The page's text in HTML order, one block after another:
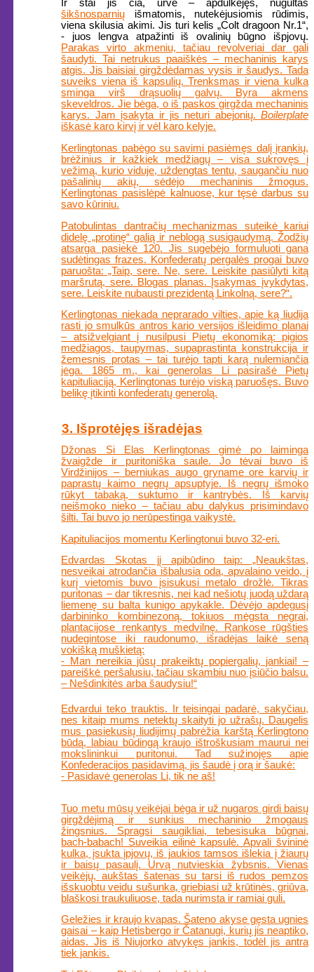
Ir štai jis čia, urve – apdulkėjęs, nugultas
šikšnosparnių išmatomis, nutekėjusiomis rūdimis,
viena skilusia akimi. Jis turi kelis „Colt dragoon Nr.1“,
- juos lengva atpažinti iš ovalinių būgno išpjovų.
Parakas virto akmeniu, tačiau revolveriai dar gali
šaudyti. Tai netrukus paaiškės – mechaninis karys
atgis. Jis baisiai girgždėdamas vysis ir šaudys. Tada
suveiks viena iš kapsulių. Trenksmas ir viena kulka
sminga virš drąsuolių galvų. Byra akmens
skeveldros. Jie bėga, o iš paskos girgžda mechaninis
karys. Jam įsakyta ir jis neturi abejonių. Boilerplate
iškasė karo kirvį ir vėl karo kelyje.
Kerlingtonas pabėgo su savimi pasiėmęs dalį įrankių,
brėžinius ir kažkiek medžiagų – visa sukrovęs į
vežimą, kurio viduje, uždengtas tentu, saugančiu nuo
pašalinių akių, sėdėjo mechaninis žmogus.
Kerlingtonas pasislėpė kalnuose, kur tęsė darbus su
savo kūriniu.
Patobulintas dantračių mechanizmas suteikė kariui
didelę „protinę“ galią ir neblogą susigaudymą. Žodžių
atsarga pasiekė 120. Jis sugebėjo formuluoti gana
sudėtingas frazes. Konfederatų pergalės progai buvo
paruošta: „Taip, sere. Ne, sere. Leiskite pasiūlyti kitą
maršrutą, sere. Blogas planas. Įsakymas įvykdytas,
sere. Leiskite nubausti prezidentą Linkolną, sere?“.
Kerlingtonas niekada neprarado vilties, apie ką liudija
rasti jo smulkūs antros kario versijos išleidimo planai
– atsižvelgiant į nusilpusi Pietų ekonomiką: pigios
medžiagos, taupymas, supaprastinta konstrukcija ir
žemesnis protas – tai turėjo tapti karą nulemiančia
jėga. 1865 m., kai generolas Li pasirašė Pietų
kapituliaciją, Kerlingtonas turėjo viską paruošęs. Buvo
belikę įtikinti konfederatų generolą.
3. Išprotėjęs išradėjas
Džonas Si Elas Kerlingtonas gimė po laiminga
žvaigžde ir puritoniška saule. Jo tėvai buvo iš
Virdžinijos – berniukas augo gryname ore karvių ir
paprastų kaimo negrų apsuptyje. Iš negrų išmoko
rūkyt tabaką, suktumo ir kantrybės. Iš karvių
neišmoko nieko – tačiau abu dalykus prisimindavo
šilti. Tai buvo jo nerūpestinga vaikystė.
Kapituliacijos momentu Kerlingtonui buvo 32-eri.
Edvardas Skotas jį apibūdino taip: „Neaukštas,
nesveikai atrodančia išbalusia oda, apvalaino veido, į
kurį vietomis buvo įsisukusi metalo drožlė. Tikras
puritonas – dar tikresnis, nei kad nešiotų juodą uždarą
liemenę su balta kunigo apykakle. Dėvėjo apdegusį
darbininko kombinezoną, tokiuos mėgsta negrai,
plantacijose renkantys medvilnę. Rankose rūgšties
nudegintose iki raudonumo, išradėjas laikė seną
vokišką muškietą:
- Man nereikia jūsų prakeiktų popiergalių, jankiai! –
pareiškė peršalusiu, tačiau skambiu nuo įsiūčio balsu.
– Nešdinkitės arba šaudysiu!“
Edvardui teko trauktis. Ir teisingai padarė, sakyčiau,
nes kitaip mums netektų skaityti jo užrašų. Daugelis
mus pasiekusių liudijimų pabrėžia karštą Kerlingtono
būdą, labiau būdingą kraujo ištroškusiam maurui nei
mokslininkui puritonui. Tad sužinojęs apie
Konfederacijos pasidavimą, jis šaudė į orą ir šaukė:
- Pasidavė generolas Li, tik ne aš!
Tuo metu mūsų veikėjai bėga ir už nugaros girdi baisų
girgždėjimą ir sunkius mechaninio žmogaus
žingsnius. Spragsi saugikliai, tebesisuka būgnai,
bach-babach! Suveikia eilinė kapsulė. Apvali švininė
kulka, įsukta įpjovų, iš jaukios tamsos išlekia į žiaurų
ir baisų pasaulį. Urvą nutvieskia žybsnis. Vienas
veikėjų, aukštas šatenas su tarsi iš rudos pemzos
išskuobtu veidu sušunka, griebiasi už krūtinės, griūva,
blaškosi traukuliuose, tada nurimsta ir ramiai guli.
Geležies ir kraujo kvapas. Šateno akyse gęsta ugnies
gaisai – kaip Hetisbergo ir Čatanugi, kurių jis neaptiko,
aidas. Jis iš Niujorko atvykęs jankis, todėl jis antra
tiek jankis.